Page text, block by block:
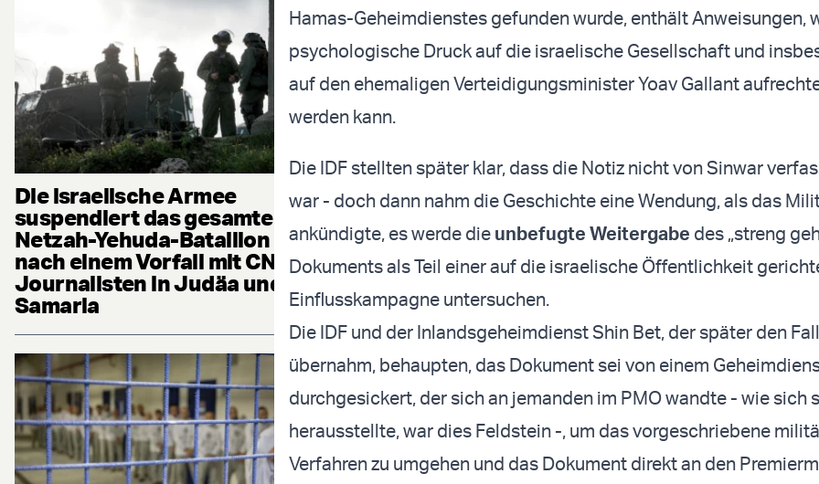
Die israelische Armee
suspendiert das gesamte
Netzah-Yehuda-Bataillon
nach einem Vorfall mit CNN-
Journalisten in Judäa und
Samaria
Hamas-Geheimdienstes gefunden wurde, enthält Anweisungen,
psychologische Druck auf die israelische Gesellschaft und
auf den ehemaligen Verteidigungsminister Yoav Gallant
werden kann.
Die IDF stellten später klar, dass die Notiz nicht von Sinwar
war - doch dann nahm die Geschichte eine Wendung, als das
ankündigte, es werde die unbefugte Weitergabe des „streng
Dokuments als Teil einer auf die israelische Öffentlichkeit
Einflusskampagne untersuchen.
Die IDF und der Inlandsgeheimdienst Shin Bet, der später den Fall
übernahm, behaupten, das Dokument sei von einem
durchgesickert, der sich an jemanden im PMO wandte - wie sich
herausstellte, war dies Feldstein -, um das vorgeschriebene
Verfahren zu umgehen und das Dokument direkt an den